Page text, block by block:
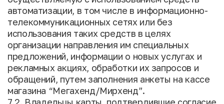
автоматизации, в том числе в информационно-
телекоммуникационных сетях или без
использования таких средств в целях
организации направления им специальных
предложений, информации о новых услугах и
рекламных акциях, обработки их запросов и
обращений, путем заполнения анкеты на кассе
магазина “Мегахенд/Мирхенд”.